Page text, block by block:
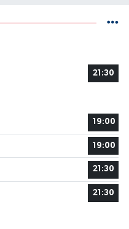
21:30
19:00
19:00
21:30
21:30